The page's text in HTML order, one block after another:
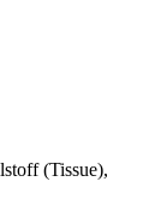
(Tissue),